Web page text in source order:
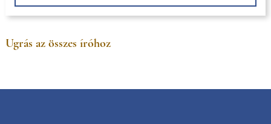
Ugrás az összes íróhoz